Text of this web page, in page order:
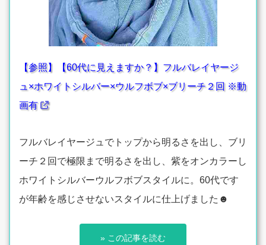
【参照】【60代に見えますか？】フルバレイヤージ
ュ×ホワイトシルバー×ウルフボブ×ブリーチ２回 ※動
画有
フルバレイヤージュでトップから明るさを出し、ブリ
ーチ２回で極限まで明るさを出し、紫をオンカラーし
ホワイトシルバーウルフボブスタイルに。60代です
が年齢を感じさせないスタイルに仕上げました☻
» この記事を読む